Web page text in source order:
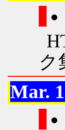
ク
Mar.